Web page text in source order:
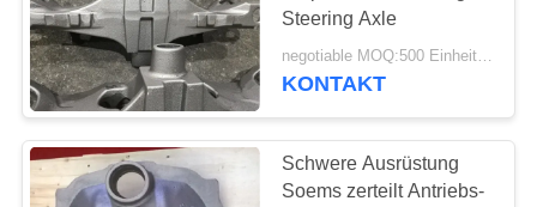
UNS
IN
VERBINDUNG
NACHRICHTEN
Fluglageanzeiger-
Castings
Steering Axle
negotiable MOQ:500 Einheiten
KONTAKT
Schwere Ausrüstung
Soems zerteilt Antriebs-